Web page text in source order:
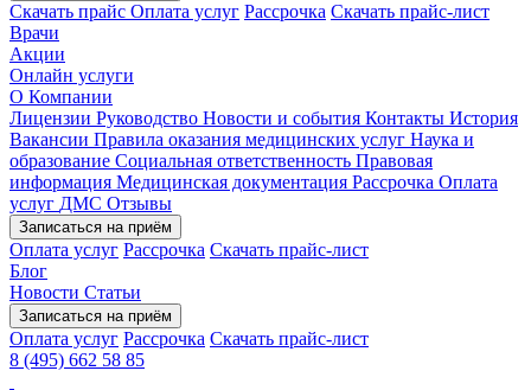
Скачать прайс Оплата услуг Рассрочка Скачать прайс-лист
Врачи
Акции
Онлайн услуги
О Компании
Лицензии Руководство Новости и события Контакты История
Вакансии Правила оказания медицинских услуг Наука и
образование Социальная ответственность Правовая
информация Медицинская документация Рассрочка Оплата
услуг ДМС Отзывы
Записаться на приём
Оплата услуг Рассрочка Скачать прайс-лист
Блог
Новости Статьи
Записаться на приём
Оплата услуг Рассрочка Скачать прайс-лист
8 (495) 662 58 85